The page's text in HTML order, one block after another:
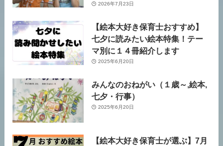
2026年7月23日
【絵本大好き保育士おすすめ】
七夕に読みたい絵本特集！テー
マ別に１４冊紹介します
2025年6月20日
みんなのおねがい（１歳～,絵本,
七夕・行事）
2025年6月20日
【絵本大好き保育士が選ぶ】7月